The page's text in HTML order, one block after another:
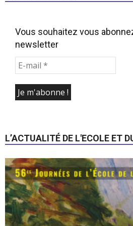
Vous souhaitez vous
newsletter
L’ACTUALITÉ DE L'ECOLE ET